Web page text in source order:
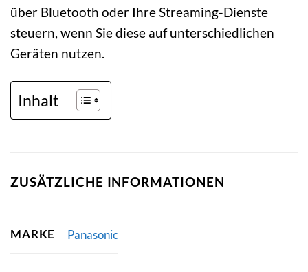
über Bluetooth oder Ihre Streaming-Dienste
steuern, wenn Sie diese auf unterschiedlichen
Geräten nutzen.
Inhalt
ZUSÄTZLICHE INFORMATIONEN
MARKE Panasonic